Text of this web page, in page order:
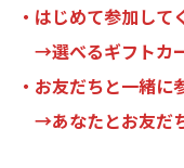
・はじめて参加して
→選べるギフトカ
・お友だちと一緒に
→あなたとお友だ